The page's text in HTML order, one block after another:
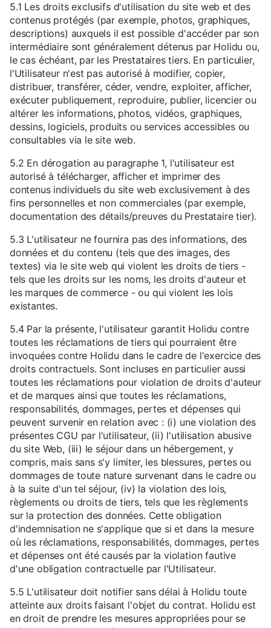
5.1 Les droits exclusifs d'utilisation du site web et des
contenus protégés (par exemple, photos, graphiques,
descriptions) auxquels il est possible d'accéder par son
intermédiaire sont généralement détenus par Holidu ou,
le cas échéant, par les Prestataires tiers. En particulier,
l'Utilisateur n'est pas autorisé à modifier, copier,
distribuer, transférer, céder, vendre, exploiter, afficher,
exécuter publiquement, reproduire, publier, licencier ou
altérer les informations, photos, vidéos, graphiques,
dessins, logiciels, produits ou services accessibles ou
consultables via le site web.
5.2 En dérogation au paragraphe 1, l'utilisateur est
autorisé à télécharger, afficher et imprimer des
contenus individuels du site web exclusivement à des
fins personnelles et non commerciales (par exemple,
documentation des détails/preuves du Prestataire tier).
5.3 L'utilisateur ne fournira pas des informations, des
données et du contenu (tels que des images, des
textes) via le site web qui violent les droits de tiers -
tels que les droits sur les noms, les droits d'auteur et
les marques de commerce - ou qui violent les lois
existantes.
5.4 Par la présente, l'utilisateur garantit Holidu contre
toutes les réclamations de tiers qui pourraient être
invoquées contre Holidu dans le cadre de l'exercice des
droits contractuels. Sont incluses en particulier aussi
toutes les réclamations pour violation de droits d'auteur
et de marques ainsi que toutes les réclamations,
responsabilités, dommages, pertes et dépenses qui
peuvent survenir en relation avec : (i) une violation des
présentes CGU par l'utilisateur, (ii) l'utilisation abusive
du site Web, (iii) le séjour dans un hébergement, y
compris, mais sans s'y limiter, les blessures, pertes ou
dommages de toute nature survenant dans le cadre ou
à la suite d'un tel séjour, (iv) la violation des lois,
règlements ou droits de tiers, tels que les règlements
sur la protection des données. Cette obligation
d'indemnisation ne s'applique que si et dans la mesure
où les réclamations, responsabilités, dommages, pertes
et dépenses ont été causés par la violation fautive
d'une obligation contractuelle par l'Utilisateur.
5.5 L'utilisateur doit notifier sans délai à Holidu toute
atteinte aux droits faisant l'objet du contrat. Holidu est
en droit de prendre les mesures appropriées pour se